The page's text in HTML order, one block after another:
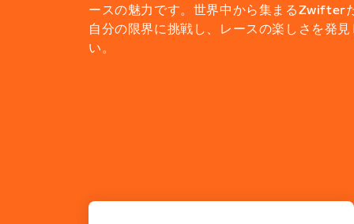
ースの魅力です。世界中から集まるZwifter
自分の限界に挑戦し、レースの楽しさを発
い。